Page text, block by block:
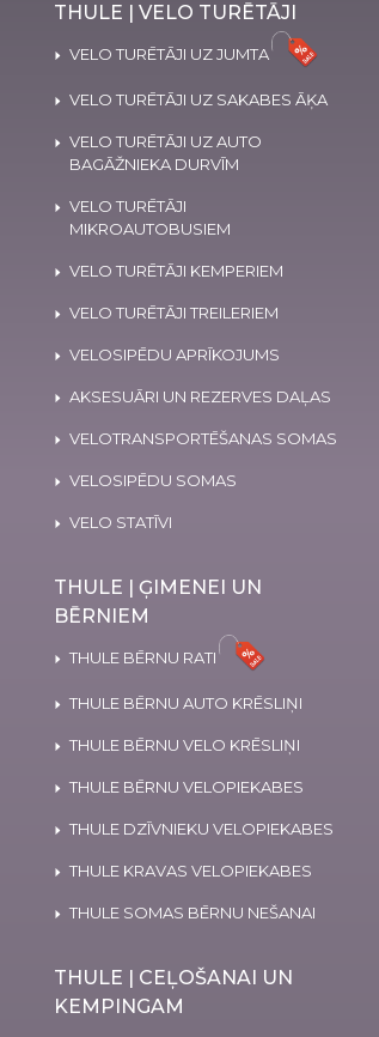
THULE | VELO TURĒTĀJI
VELO TURĒTĀJI UZ JUMTA
VELO TURĒTĀJI UZ SAKABES ĀĶA
VELO TURĒTĀJI UZ AUTO
BAGĀŽNIEKA DURVĪM
VELO TURĒTĀJI
MIKROAUTOBUSIEM
VELO TURĒTĀJI KEMPERIEM
VELO TURĒTĀJI TREILERIEM
VELOSIPĒDU APRĪKOJUMS
AKSESUĀRI UN REZERVES DAĻAS
VELOTRANSPORTĒŠANAS SOMAS
VELOSIPĒDU SOMAS
VELO STATĪVI
THULE | ĢIMENEI UN
BĒRNIEM
THULE BĒRNU RATI
THULE BĒRNU AUTO KRĒSLIŅI
THULE BĒRNU VELO KRĒSLIŅI
THULE BĒRNU VELOPIEKABES
THULE DZĪVNIEKU VELOPIEKABES
THULE KRAVAS VELOPIEKABES
THULE SOMAS BĒRNU NEŠANAI
THULE | CEĻOŠANAI UN
KEMPINGAM